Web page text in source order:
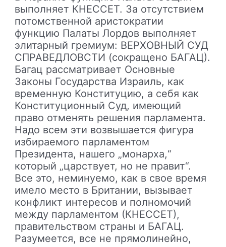
выполняет КНЕССЕТ. За отсутствием
потомственной аристократии
функцию Палаты Лордов выполняет
элитарный гремиум: ВЕРХОВНЫЙ СУД
СПРАВЕДЛОВСТИ (сокращено БАГАЦ).
Багац рассматривает Основные
Законы Государства Израиль, как
временную Конституцию, а себя как
Конституционный Суд, имеющий
право отменять решения парламента.
Надо всем эти возвышается фигура
избираемого парламентом
Президента, нашего „монарха,“
который „царствует, но не правит“.
Все это, неминуемо, как в свое время
имело место в Британии, вызывает
конфликт интересов и полномочий
между парламентом (КНЕССЕТ),
правительством страны и БАГАЦ.
Разумеется, все не прямолинейно,